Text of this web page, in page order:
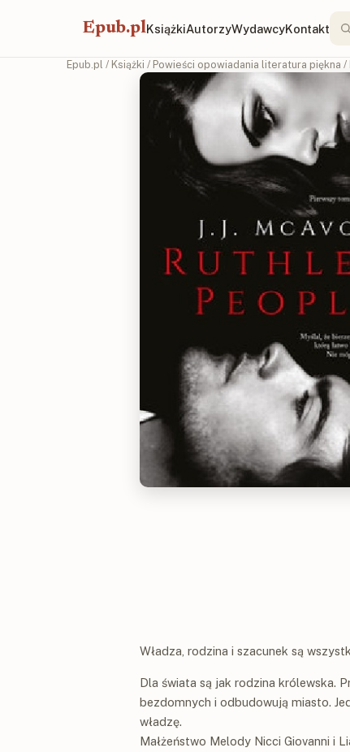
Epub.plKsiążkiAutorzyWydawcyKontakt
Epub.pl / Książki / Powieści opowiadania literatura piękna /
Władza, rodzina i szacunek są
Dla świata są jak rodzina królewska.
bezdomnych i odbudowują miasto.
władzę.
Małżeństwo Melody Nicci Giovanni i